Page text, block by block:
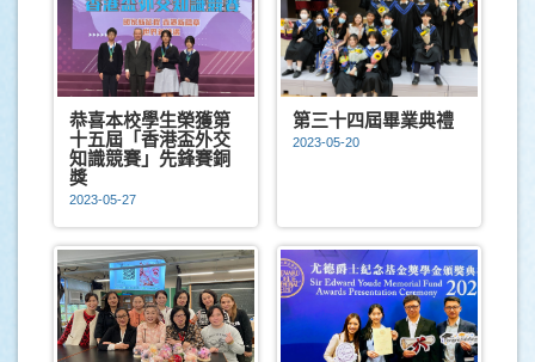
恭喜本校學生榮獲第
十五屆「香港盃外交
知識競賽」先鋒賽銅
獎
2023-05-27
第三十四屆畢業典禮
2023-05-20